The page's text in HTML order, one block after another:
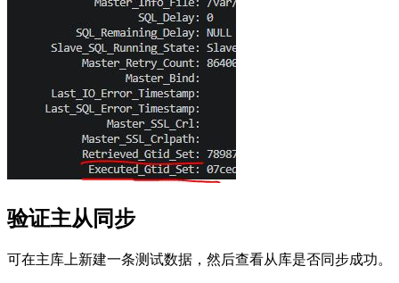
验证主从同步
可在主库上新建一条测试数据，然后查看从库是否同步成功。